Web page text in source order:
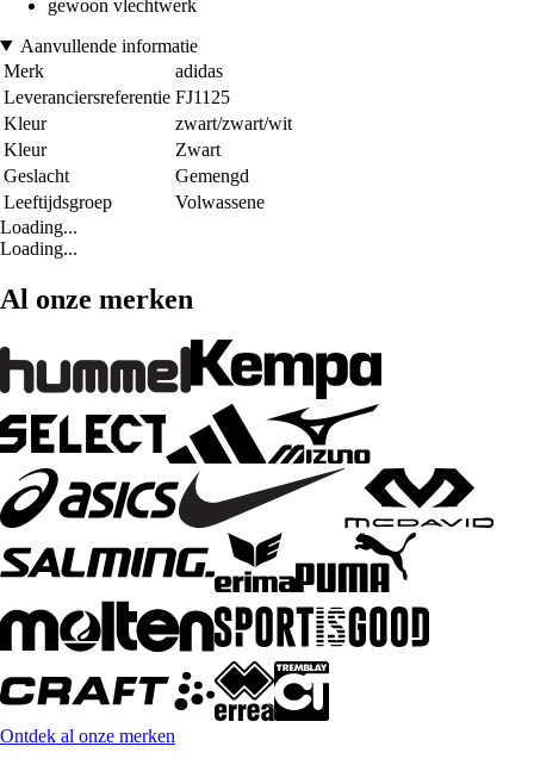
gewoon vlechtwerk
Aanvullende informatie
Merk
adidas
Leveranciersreferentie FJ1125
Kleur
zwart/zwart/wit
Kleur
Zwart
Geslacht
Gemengd
Leeftijdsgroep
Volwassene
Loading...
Loading...
Al onze merken
Ontdek al onze merken